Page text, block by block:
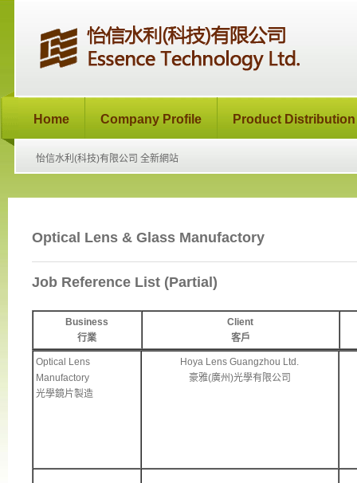
Home Company Profile Product Distribution
怡信水利(科技)有限公司 全新網站
Optical Lens & Glass Manufactory
Job Reference List (Partial)
Business
行業
Client
客戶
Optical Lens
Manufactory
光學鏡片製造
Hoya Lens Guangzhou Ltd.
豪雅(廣州)光學有限公司